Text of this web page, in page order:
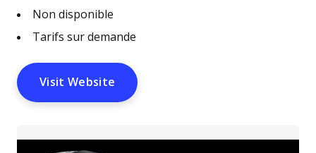
Non disponible
Tarifs sur demande
Visit Website